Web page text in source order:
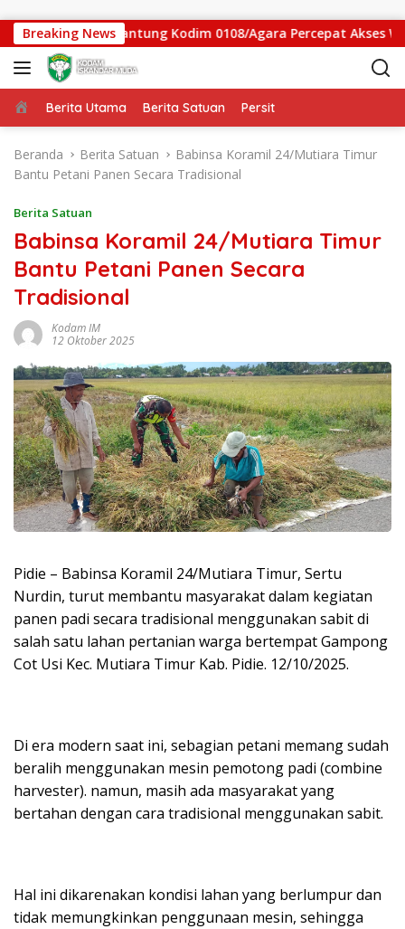
Breaking News
Jembatan Gantung Kodim 0108/Agara Percepat Akses
Beranda
Berita Utama Berita Satuan Persit
Beranda Berita Satuan
Babinsa Koramil 24/Mutiara Timur
Bantu Petani Panen Secara Tradisional
Berita Satuan
Babinsa Koramil 24/Mutiara Timur
Bantu Petani Panen Secara
Tradisional
Kodam IM
12 Oktober 2025
Pidie – Babinsa Koramil 24/Mutiara Timur, Sertu
Nurdin, turut membantu masyarakat dalam kegiatan
panen padi secara tradisional menggunakan sabit di
salah satu lahan pertanian warga bertempat Gampong
Cot Usi Kec. Mutiara Timur Kab. Pidie. 12/10/2025.
Di era modern saat ini, sebagian petani memang sudah
beralih menggunakan mesin pemotong padi (combine
harvester). namun, masih ada masyarakat yang
bertahan dengan cara tradisional menggunakan sabit.
Hal ini dikarenakan kondisi lahan yang berlumpur dan
tidak memungkinkan penggunaan mesin, sehingga